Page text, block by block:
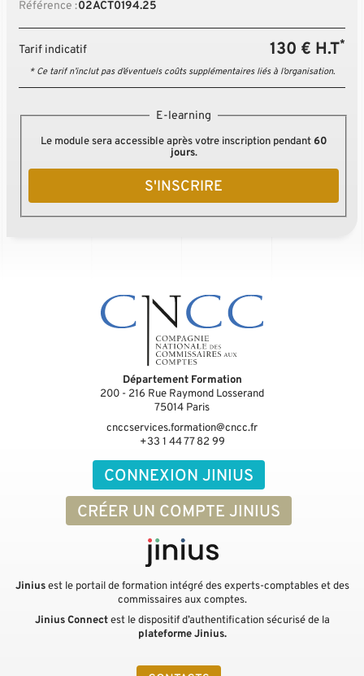
Référence :02ACT0194.25
Tarif indicatif 130 € H.T*
* Ce tarif n’inclut pas d’éventuels coûts supplémentaires liés à l’organisation.
E-learning
Le module sera accessible après votre inscription pendant60
jours.
S'INSCRIRE
CONNEXION JINIUS
CRÉER UN COMPTE JINIUS
Département Formation
200 - 216 Rue Raymond Losserand
75014 Paris
cnccservices.formation@cncc.fr
+33 1 44 77 82 99
Jiniusest le portail de formation intégré des experts-comptables et des
commissaires aux comptes.
Jinius Connectest le dispositif d’authentification sécurisé de la
plateforme Jinius.